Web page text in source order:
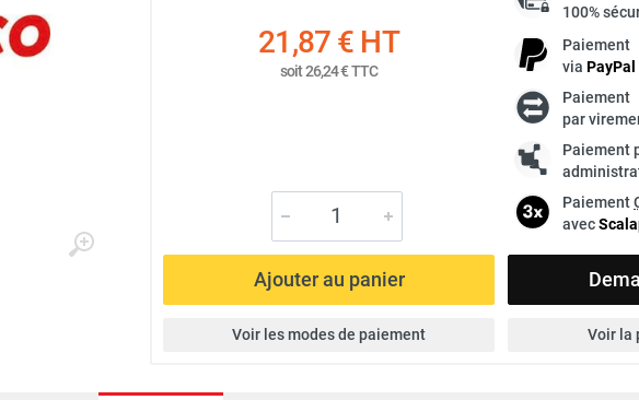
21,87 € HT
soit26,24 €TTC
100%
Paiement
via PayPal
Paiement
par
Paiement
Paiement
avec
Ajouter au panier
Voir les modes de paiement Voir la